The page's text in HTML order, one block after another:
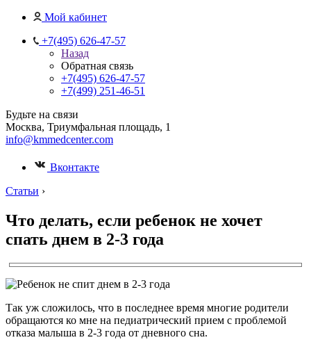
Мой кабинет
+7(495) 626-47-57
Назад
Обратная связь
+7(495) 626-47-57
+7(499) 251-46-51
Будьте на связи
Москва, Триумфальная площадь, 1
info@kmmedcenter.com
Вконтакте
Статьи ›
Что делать, если ребенок не хочет
спать днем в 2-3 года
Так уж сложилось, что в последнее время многие родители
обращаются ко мне на педиатрический прием с проблемой
отказа малыша в 2-3 года от дневного сна.